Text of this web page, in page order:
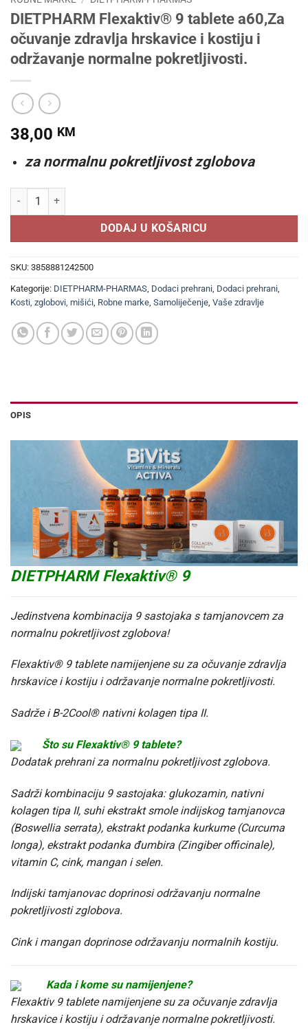
DIETPHARM Flexaktiv® 9 tablete a60,Za
očuvanje zdravlja hrskavice i kostiju i
održavanje normalne pokretljivosti.
38,00 KM
za normalnu pokretljivost zglobova
DIETPHARM Flexaktiv® 9 tablete a60,Za očuvanje zdravlja
DODAJ U KOŠARICU
SKU: 3858881242500
Kategorije: DIETPHARM-PHARMAS Dodaci prehrani Dodaci prehrani
Kosti, zglobovi, mišići Robne marke Samoliječenje Vaše zdravlje
OPIS
DIETPHARM Flexaktiv® 9
Jedinstvena kombinacija 9 sastojaka s tamjanovcem za
normalnu pokretljivost zglobova!
Flexaktiv® 9 tablete namijenjene su za očuvanje zdravlja
hrskavice i kostiju i održavanje normalne pokretljivosti.
Sadrže i B-2Cool® nativni kolagen tipa II.
Što su Flexaktiv® 9 tablete?
Dodatak prehrani za normalnu pokretljivost zglobova.
Sadrži kombinaciju 9 sastojaka: glukozamin, nativni
kolagen tipa II, suhi ekstrakt smole indijskog tamjanovca
(Boswellia serrata), ekstrakt podanka kurkume (Curcuma
longa), ekstrakt podanka đumbira (Zingiber officinale),
vitamin C, cink, mangan i selen.
Indijski tamjanovac doprinosi održavanju normalne
pokretljivosti zglobova.
Cink i mangan doprinose održavanju normalnih kostiju.
Kada i kome su namijenjene?
Flexaktiv 9 tablete namijenjene su za očuvanje zdravlja
hrskavice i kostiju i održavanje normalne pokretljivosti.